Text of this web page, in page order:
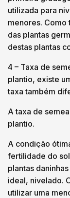
utilizada para
menores.
das plantas
destas plantas
4 – Taxa de
plantio, existe
taxa também
A taxa de
plantio.
A condição
fertilidade do
plantas
ideal, nivelado.
utilizar uma